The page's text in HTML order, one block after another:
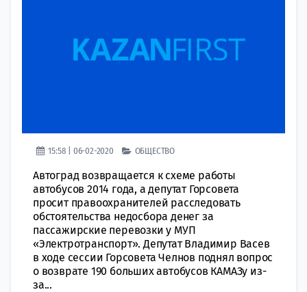
15:58 | 06-02-2020 ОБЩЕСТВО
Автоград возвращается к схеме работы
автобусов 2014 года, а депутат Горсовета
просит правоохранителей расследовать
обстоятельства недосбора денег за
пассажирские перевозки у МУП
«Электротранспорт». Депутат Владимир Васев
в ходе сессии Горсовета Челнов поднял вопрос
о возврате 190 больших автобусов КАМАЗу из-
за...